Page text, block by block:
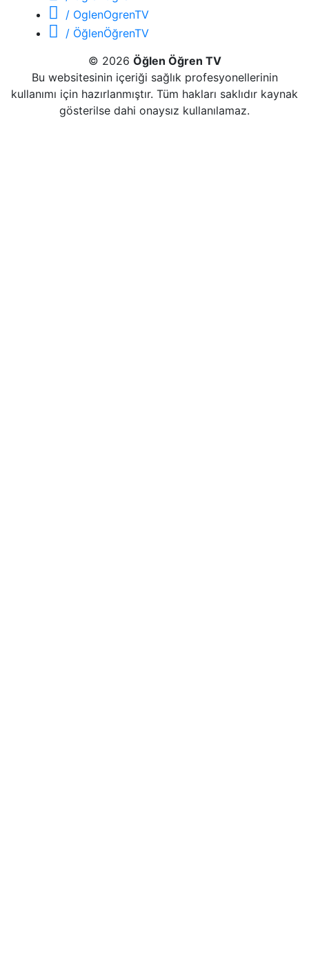
/ OglenOgrenTV
/ ÖğlenÖğrenTV
© 2026 Öğlen Öğren TV
Bu websitesinin içeriği sağlık profesyonellerinin
kullanımı için hazırlanmıştır. Tüm hakları saklıdır kaynak
gösterilse dahi onaysız kullanılamaz.